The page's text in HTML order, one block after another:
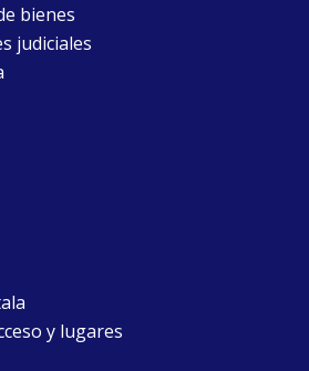
bienes
judiciales
y lugares